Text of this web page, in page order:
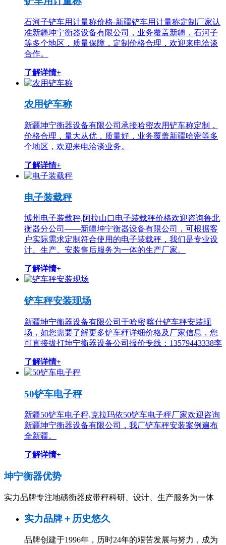
石河子铲车用计量称价格-新疆铲车用计量称定制厂家认
准新疆坤宁衡器设备有限公司，业务覆盖新疆，石河子
等多个地区，质量保障，定制价格合理，欢迎来电洽谈
合作。
了解详情+
农用铲车称
新疆坤宁衡器设备有限公司承接哈密农用铲车称定制，
价格合理，量大从优，质量好，业务覆盖新疆哈密等多
个地区，欢迎来电洽谈业务。
了解详情+
电子装载秤
博州电子装载秤,阿拉山口电子装载秤价格欢迎咨询鲁北
衡器分公司——新疆坤宁衡器设备有限公司，可根据客
户实际需求定制符合使用的电子装载秤，我们是专业设
计、生产、安装售后服务为一体的生产厂家。
了解详情+
铲车秤安装现场
新疆坤宁衡器设备有限公司于哈密|喀什铲车秤安装现
场，如您需要了解更多铲车秤详细价格及厂家信息，您
可直接拔打坤宁衡器设备公司报价专线：13579443338李
了解详情+
50铲车电子秤
新疆50铲车电子秤,克拉玛依50铲车电子秤厂家欢迎咨询
新疆坤宁衡器设备有限公司，我厂铲车秤安装案例遍布
全新疆。
了解详情+
坤宁衡器优势
实力品牌专注地磅衡器皮带秤科研、设计、生产服务为一体
实力品牌＋历史悠久
品牌创建于1996年，历时24年的艰苦发展与努力，成为